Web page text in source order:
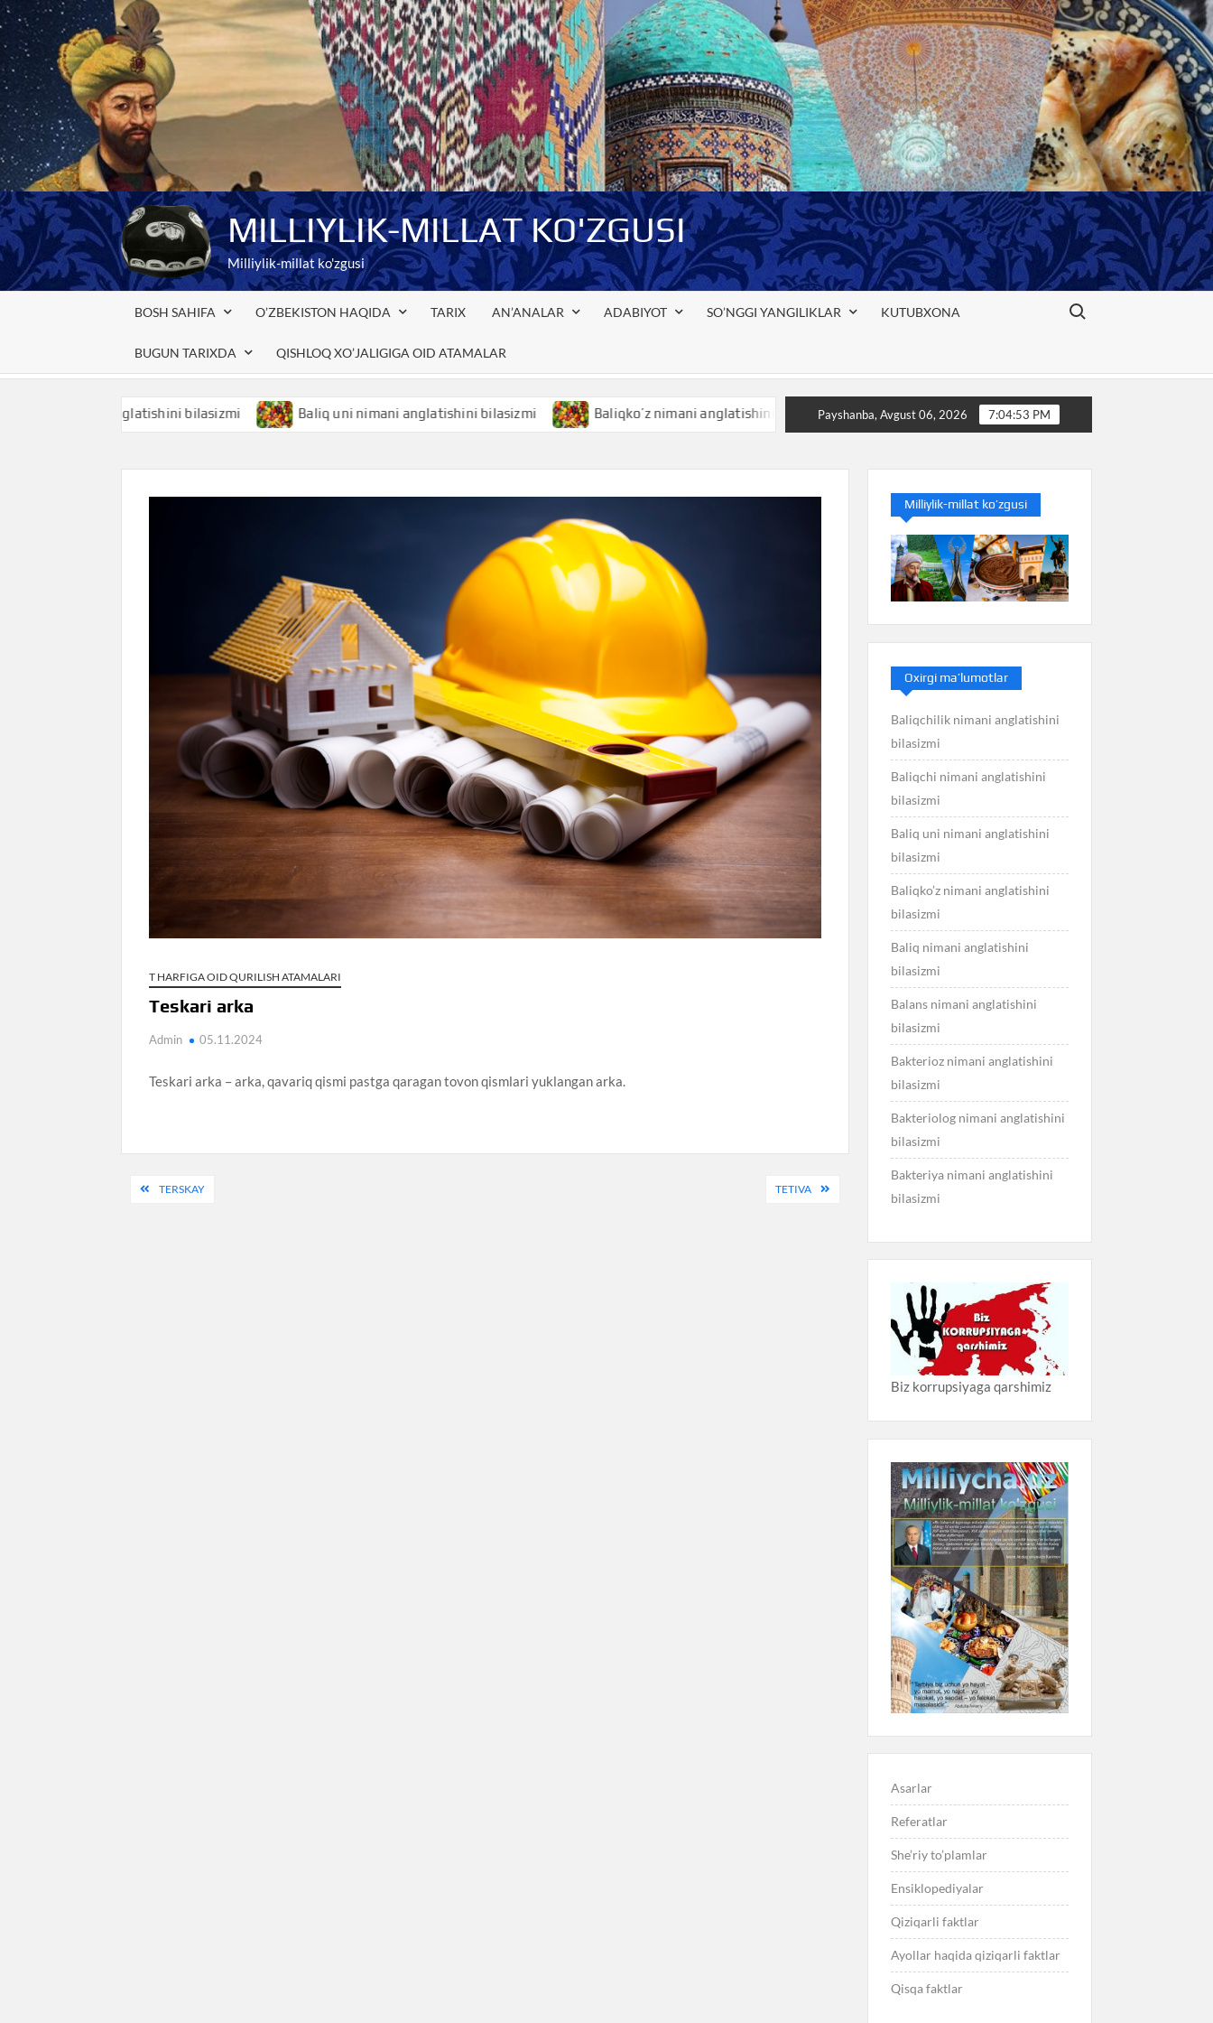
Skip
to
content
MILLIYLIK-MILLAT KO'ZGUSI
Milliylik-millat ko'zgusi
BOSH SAHIFA O’ZBEKISTON HAQIDA TARIX AN’ANALAR ADABIYOT SO’NGGI YANGILIKLAR KUTUBXONA
BUGUN TARIXDA QISHLOQ XO’JALIGIGA OID ATAMALAR
Search for:
anglatishini bilasizmi Baliq uni nimani anglatishini bilasizmi Baliqko’z nimani anglatishini bilasizmi Baliq nimani anglatishini bilasizmi
Payshanba, Avgust 06, 2026 7:04:54 PM
T HARFIGA OID QURILISH ATAMALARI
Teskari arka
Admin 05.11.2024
Teskari arka – arka, qavariq qismi pastga qaragan tovon qismlari yuklangan arka.
PostTERSKAY TETIVA
Milliylik-millat ko’zgusi
Oxirgi ma’lumotlar
Baliqchilik nimani anglatishini
bilasizmi
Baliqchi nimani anglatishini
bilasizmi
Baliq uni nimani anglatishini
bilasizmi
Baliqko’z nimani anglatishini
bilasizmi
Baliq nimani anglatishini
bilasizmi
Balans nimani anglatishini
bilasizmi
Bakterioz nimani anglatishini
bilasizmi
Bakteriolog nimani anglatishini
bilasizmi
Bakteriya nimani anglatishini
bilasizmi
Biz korrupsiyaga qarshimiz
Asarlar
Referatlar
She’riy to’plamlar
Ensiklopediyalar
Qiziqarli faktlar
Ayollar haqida qiziqarli faktlar
Qisqa faktlar